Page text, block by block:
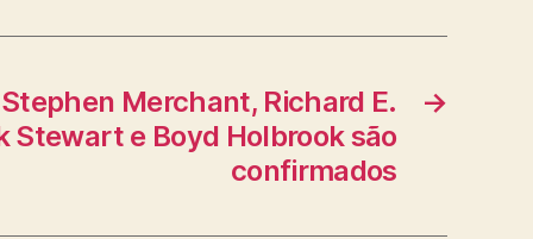
→
Merchant, Richard E.
Stewart e Boyd Holbrook são
confirmados